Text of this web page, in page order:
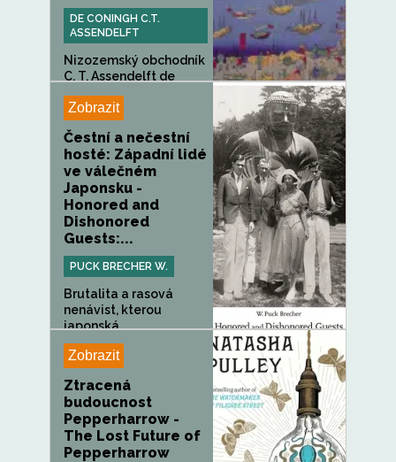
DE CONINGH C.T.
ASSENDELFT
Nizozemský obchodník
C. T. Assendelft de
Zobrazit
Čestní a nečestní
hosté: Západní lidé
ve válečném
Japonsku -
Honored and
Dishonored
Guests:...
PUCK BRECHER W.
Brutalita a rasová
nenávist, kterou
japonská...
Zobrazit
Ztracená
budoucnost
Pepperharrow -
The Lost Future of
Pepperharrow